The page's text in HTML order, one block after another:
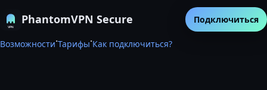
PhantomVPN Secure
Возможности·Тарифы·Как подключиться?
Подключиться